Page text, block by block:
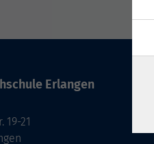
Erlangen
19-21